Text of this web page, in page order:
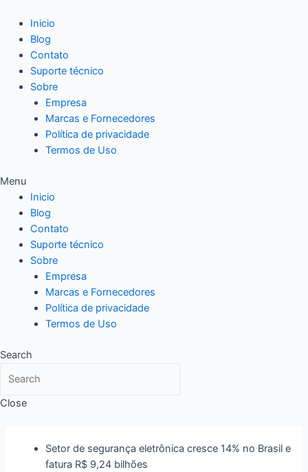
para
conteúdo
Inicio
Blog
Contato
Suporte técnico
Sobre
Empresa
Marcas e Fornecedores
Política de privacidade
Termos de Uso
Menu
Inicio
Blog
Contato
Suporte técnico
Sobre
Empresa
Marcas e Fornecedores
Política de privacidade
Termos de Uso
Search
Close
Setor de segurança eletrônica cresce 14% no Brasil e
fatura R$ 9,24 bilhões